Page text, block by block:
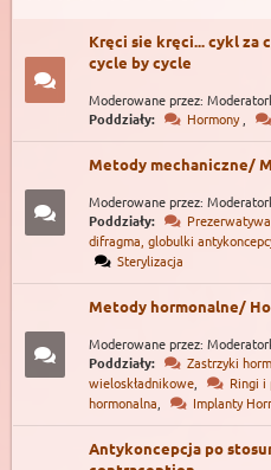
Kręci sie kręci... cykl za
cycle by cycle
Moderowane przez:
Poddziały:
Hormony
Metody mechaniczne/
Moderowane przez:
Poddziały:
difragma, globulki
Sterylizacja
Metody hormonalne/
Moderowane przez:
Poddziały:
Zastrzyki
wieloskładnikowe
Ringi i
hormonalna
Implanty
Antykoncepcja po